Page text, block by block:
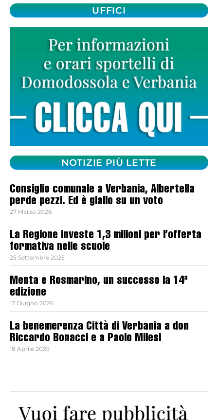
UFFICI
NOTIZIE PIÙ LETTE
Consiglio comunale a Verbania, Albertella
perde pezzi. Ed è giallo su un voto
27 Marzo 2026
La Regione investe 1,3 milioni per l’offerta
formativa nelle scuole
25 Settembre 2025
Menta e Rosmarino, un successo la 14ª
edizione
17 Giugno 2026
La benemerenza Città di Verbania a don
Riccardo Bonacci e a Paolo Milesi
18 Aprile 2025